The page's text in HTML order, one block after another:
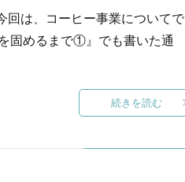
回は、コーヒー事業についてで
固めるまで①』でも書いた通
続きを読む